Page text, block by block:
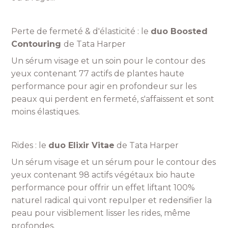
Perte de fermeté & d'élasticité : le duo Boosted
Contouring de Tata Harper
Un sérum visage et un soin pour le contour des
yeux contenant 77 actifs de plantes haute
performance pour agir en profondeur sur les
peaux qui perdent en fermeté, s'affaissent et sont
moins élastiques.
Rides : le duo Elixir Vitae de Tata Harper
Un sérum visage et un sérum pour le contour des
yeux contenant 98 actifs végétaux bio haute
performance pour offrir un effet liftant 100%
naturel radical qui vont repulper et redensifier la
peau pour visiblement lisser les rides, même
profondes.